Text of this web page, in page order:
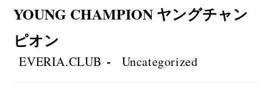
YOUNG CHAMPION ヤングチャン
ピオン
Post
author:
EVERIA.CLUB
Post
category:
Uncategorized